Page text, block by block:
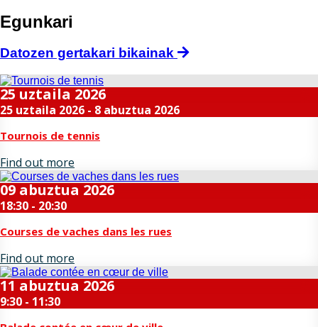
Egunkari
Datozen gertakari bikainak
25 uztaila 2026
25 uztaila 2026 - 8 abuztua 2026
Tournois de tennis
Find out more
09 abuztua 2026
18:30 - 20:30
Courses de vaches dans les rues
Find out more
11abuztua2026
9:30 - 11:30